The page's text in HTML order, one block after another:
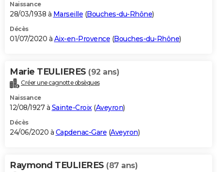
Naissance
28/03/1938 à Marseille (Bouches-du-Rhône)
Décès
01/07/2020 à Aix-en-Provence (Bouches-du-Rhône)
Marie TEULIERES (92 ans)
Créer une cagnotte obsèques
Naissance
12/08/1927 à Sainte-Croix(Aveyron)
Décès
24/06/2020 à Capdenac-Gare (Aveyron)
Raymond TEULIERES (87 ans)